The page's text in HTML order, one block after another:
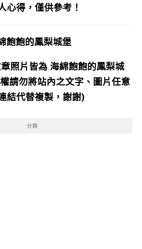
心得，僅供參考！
飽飽的鳳梨城堡
照片皆為海綿飽飽的鳳梨城
請勿將站內之文字、圖片任意
結代替複製，謝謝)
分類